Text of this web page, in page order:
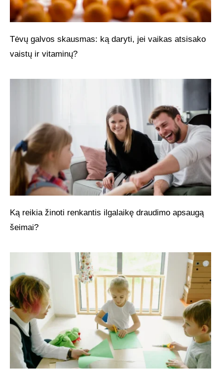
Tėvų galvos skausmas: ką daryti, jei vaikas atsisako
vaistų ir vitaminų?
Ką reikia žinoti renkantis ilgalaikę draudimo apsaugą
šeimai?